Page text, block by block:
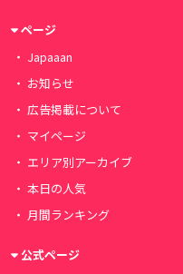
ページ
Japaaan
お知らせ
広告掲載について
マイページ
エリア別アーカイブ
本日の人気
月間ランキング
公式ページ